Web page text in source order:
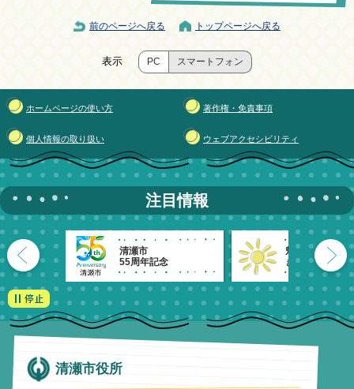
前のページへ戻る トップページへ戻る
表示 PC スマートフォン
ホームページの使い方 著作権・免責事項
個人情報の取り扱い ウェブアクセシビリティ
注目情報
清瀬市
55周年記念
魅力発信！
きよせのーと。
清瀬市役所